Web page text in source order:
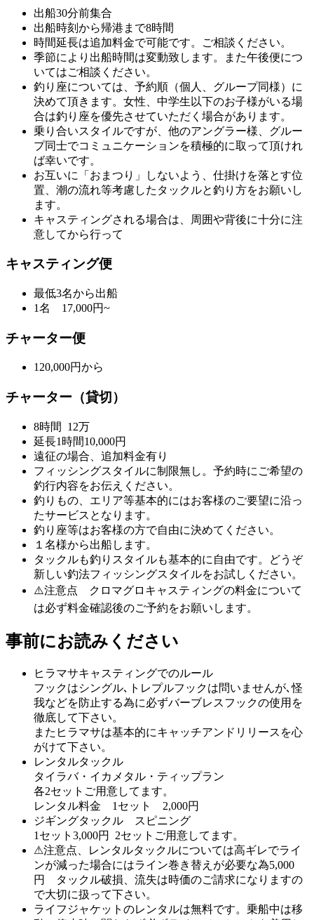
出船30分前集合
出船時刻から帰港まで8時間
時間延長は追加料金で可能です。ご相談ください。
季節により出船時間は変動致します。また午後便につ
いてはご相談ください。
釣り座については、予約順（個人、グループ同様）に
決めて頂きます。女性、中学生以下のお子様がいる場
合は釣り座を優先させていただく場合があります。
乗り合いスタイルですが、他のアングラー様、グルー
プ同士でコミュニケーションを積極的に取って頂けれ
ば幸いです。
お互いに「おまつり」しないよう、仕掛けを落とす位
置、潮の流れ等考慮したタックルと釣り方をお願いし
ます。
キャスティングされる場合は、周囲や背後に十分に注
意してから行って
キャスティング便
最低3名から出船
1名 17,000円~
チャーター便
120,000円から
チャーター（貸切）
8時間 12万
延長1時間10,000円
遠征の場合、追加料金有り
フィッシングスタイルに制限無し。予約時にご希望の
釣行内容をお伝えください。
釣りもの、エリア等基本的にはお客様のご要望に沿っ
たサービスとなります。
釣り座等はお客様の方で自由に決めてください。
１名様から出船します。
タックルも釣りスタイルも基本的に自由です。どうぞ
新しい釣法フィッシングスタイルをお試しください。
⚠️注意点 クロマグロキャスティングの料金について
は必ず料金確認後のご予約をお願いします。
事前にお読みください
ヒラマサキャスティングでのルール
フックはシングル､トレプルフックは問いませんが､怪
我などを防止する為に必ずバーブレスフックの使用を
徹底して下さい。
またヒラマサは基本的にキャッチアンドリリースを心
がけて下さい。
レンタルタックル
タイラバ・イカメタル・ティップラン
各2セットご用意してます。
レンタル料金 1セット 2,000円
ジギングタックル スピニング
1セット3,000円 2セットご用意してます。
⚠注意点、レンタルタックルについては高ギレでライ
ンが減った場合にはライン巻き替えが必要な為5,000
円 タックル破損、流失は時価のご請求になりますの
で大切に扱って下さい。
ライフジャケットのレンタルは無料です。乗船中は移